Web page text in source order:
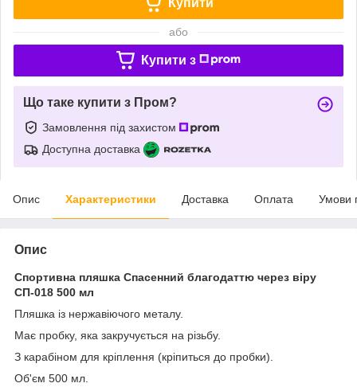
або
Купити з
Що таке купити з Пром?
Замовлення під захистом
Доступна доставка
Опис Характеристики Доставка Оплата Умови
Опис
Спортивна пляшка Спасенний благодаттю через віру
СП-018 500 мл
Пляшка із нержавіючого металу.
Має пробку, яка закручується на різьбу.
З карабіном для кріплення (кріпиться до пробки).
Об'єм 500 мл.